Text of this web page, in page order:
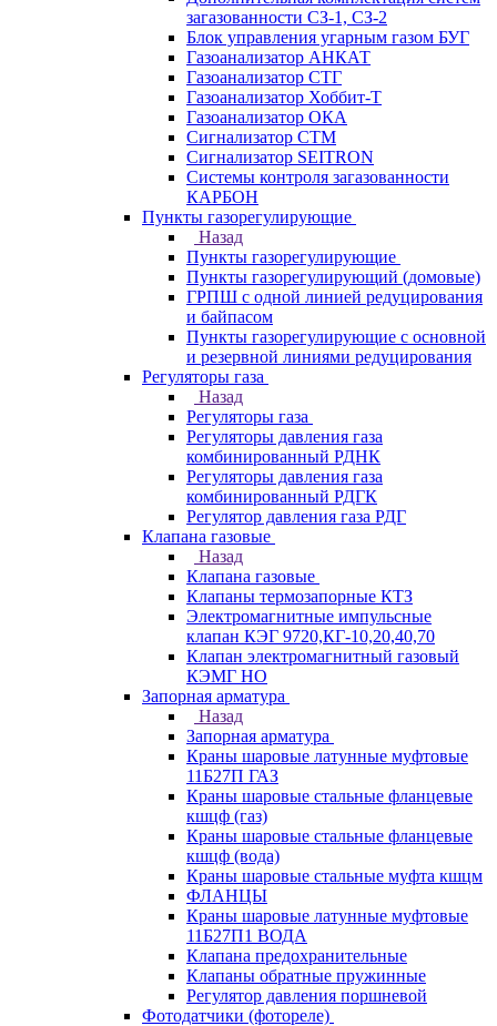
загазованности СЗ-1, СЗ-2
Блок управления угарным газом БУГ
Газоанализатор АНКАТ
Газоанализатор СТГ
Газоанализатор Хоббит-Т
Газоанализатор ОКА
Сигнализатор СТМ
Сигнализатор SEITRON
Системы контроля загазованности
КАРБОН
Пункты газорегулирующие
Назад
Пункты газорегулирующие
Пункты газорегулирующий (домовые)
ГРПШ с одной линией редуцирования
и байпасом
Пункты газорегулирующие с основной
и резервной линиями редуцирования
Регуляторы газа
Назад
Регуляторы газа
Регуляторы давления газа
комбинированный РДНК
Регуляторы давления газа
комбинированный РДГК
Регулятор давления газа РДГ
Клапана газовые
Назад
Клапана газовые
Клапаны термозапорные КТЗ
Электромагнитные импульсные
клапан КЭГ 9720,КГ-10,20,40,70
Клапан электромагнитный газовый
КЭМГ НО
Запорная арматура
Назад
Запорная арматура
Краны шаровые латунные муфтовые
11Б27П ГАЗ
Краны шаровые стальные фланцевые
кшцф (газ)
Краны шаровые стальные фланцевые
кшцф (вода)
Краны шаровые стальные муфта кшцм
ФЛАНЦЫ
Краны шаровые латунные муфтовые
11Б27П1 ВОДА
Клапана предохранительные
Клапаны обратные пружинные
Регулятор давления поршневой
Фотодатчики (фотореле)